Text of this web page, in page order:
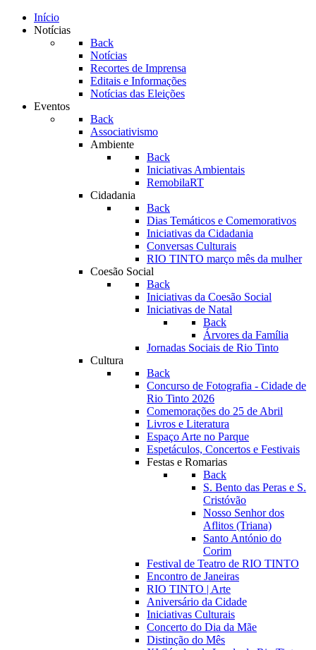
Início
Notícias
Back
Notícias
Recortes de Imprensa
Editais e Informações
Notícias das Eleições
Eventos
Back
Associativismo
Ambiente
Back
Iniciativas Ambientais
RemobilaRT
Cidadania
Back
Dias Temáticos e Comemorativos
Iniciativas da Cidadania
Conversas Culturais
RIO TINTO março mês da mulher
Coesão Social
Back
Iniciativas da Coesão Social
Iniciativas de Natal
Back
Árvores da Família
Jornadas Sociais de Rio Tinto
Cultura
Back
Concurso de Fotografia - Cidade de
Rio Tinto 2026
Comemorações do 25 de Abril
Livros e Literatura
Espaço Arte no Parque
Espetáculos, Concertos e Festivais
Festas e Romarias
Back
S. Bento das Peras e S.
Cristóvão
Nosso Senhor dos
Aflitos (Triana)
Santo António do
Corim
Festival de Teatro de RIO TINTO
Encontro de Janeiras
RIO TINTO | Arte
Aniversário da Cidade
Iniciativas Culturais
Concerto do Dia da Mãe
Distinção do Mês